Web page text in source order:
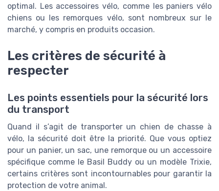
optimal. Les accessoires vélo, comme les paniers vélo
chiens ou les remorques vélo, sont nombreux sur le
marché, y compris en produits occasion.
Les critères de sécurité à
respecter
Les points essentiels pour la sécurité lors
du transport
Quand il s’agit de transporter un chien de chasse à
vélo, la sécurité doit être la priorité. Que vous optiez
pour un panier, un sac, une remorque ou un accessoire
spécifique comme le Basil Buddy ou un modèle Trixie,
certains critères sont incontournables pour garantir la
protection de votre animal.